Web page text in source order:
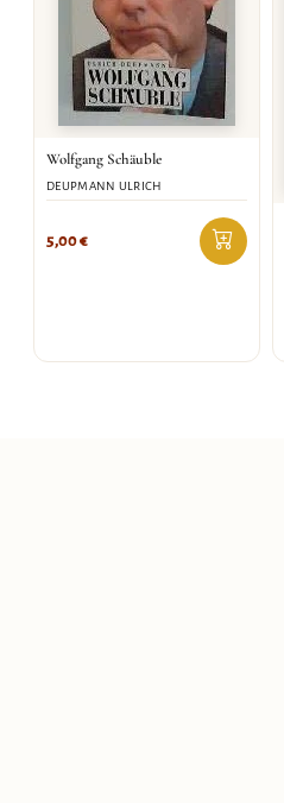
Wolfgang Schäuble
DEUPMANN ULRICH
5,00€